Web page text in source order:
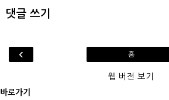
댓글 쓰기
‹ 홈
웹 버전 보기
바로가기